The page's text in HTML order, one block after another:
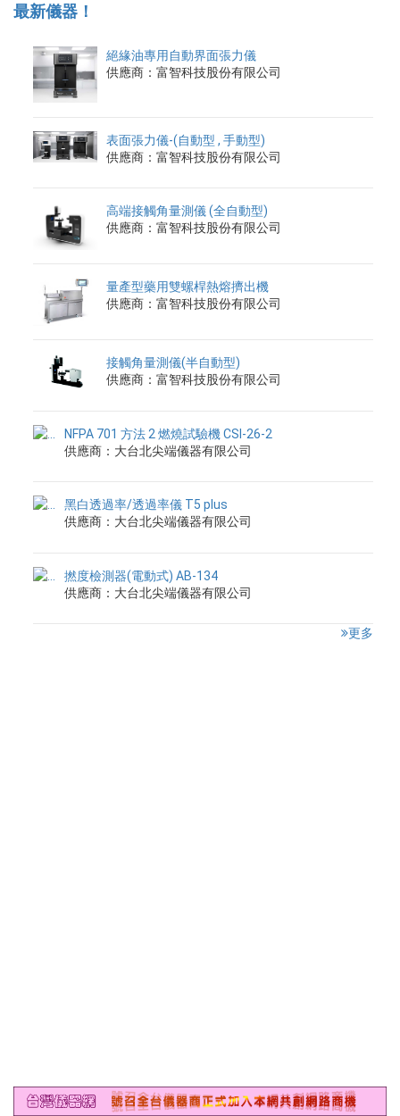
最新儀器！
絕緣油專用自動界面張力儀
供應商：富智科技股份有限公司
表面張力儀-(自動型 , 手動型)
供應商：富智科技股份有限公司
高端接觸角量測儀 (全自動型)
供應商：富智科技股份有限公司
量產型藥用雙螺桿熱熔擠出機
供應商：富智科技股份有限公司
接觸角量測儀(半自動型)
供應商：富智科技股份有限公司
NFPA 701 方法 2 燃燒試驗機 CSI-26-2
供應商：大台北尖端儀器有限公司
黑白透過率/透過率儀 T5 plus
供應商：大台北尖端儀器有限公司
撚度檢測器(電動式) AB-134
供應商：大台北尖端儀器有限公司
更多